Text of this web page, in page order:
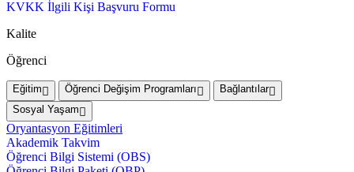
KVKK İlgili Kişi Başvuru Formu
Kalite
Öğrenci
Eğitim Öğrenci Değişim Programları
Bağlantılar
Sosyal Yaşam
Oryantasyon Eğitimleri
Akademik Takvim
Öğrenci Bilgi Sistemi (OBS)